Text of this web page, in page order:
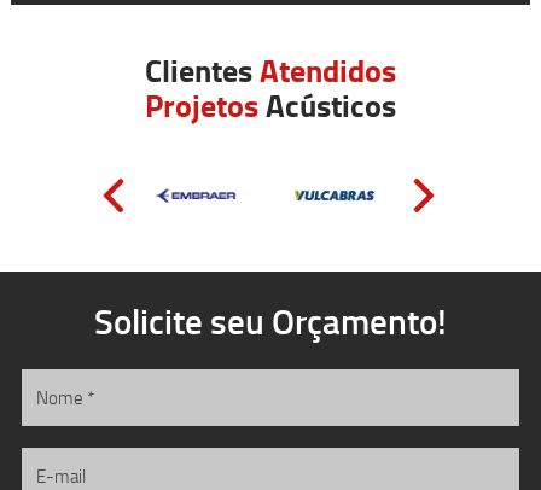
ClientesAtendidos
ProjetosAcústicos
Solicite seu Orçamento!